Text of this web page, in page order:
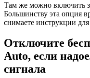
Там же можно включить
Большинству эта опция
снимаете инструкции
Отключите
Auto, если
сигнала